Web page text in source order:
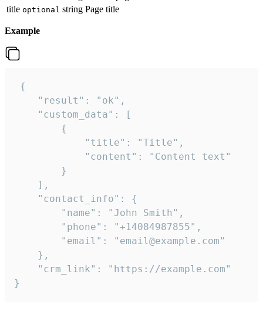
title optional string Page title
Example
{
    "result": "ok",
    "custom_data": [
        {
            "title": "Title",
            "content": "Content text"
        }
    ],
    "contact_info": {
        "name": "John Smith",
        "phone": "+14084987855",
        "email": "email@example.com"
    },
    "crm_link": "https://example.com"
}